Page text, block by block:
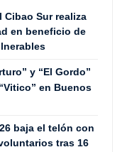
Cibao Sur realiza
en beneficio de
y “El Gordo”
en Buenos
baja el telón con
tras 16